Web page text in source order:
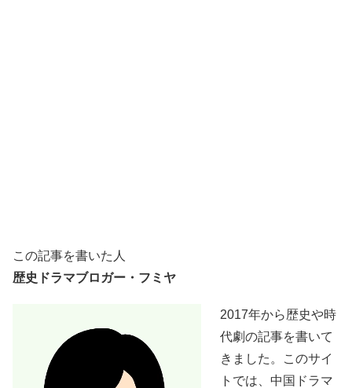
この記事を書いた人
歴史ドラマブロガー・フミヤ
2017年から歴史や時
代劇の記事を書いて
きました。このサイ
トでは、中国ドラマ